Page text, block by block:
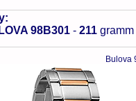
98B301 - 211 gramm
Bulova